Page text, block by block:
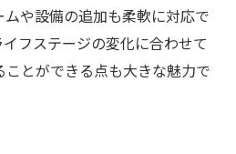
や設備の追加も柔軟に対応で
フステージの変化に合わせて
とができる点も大きな魅力で